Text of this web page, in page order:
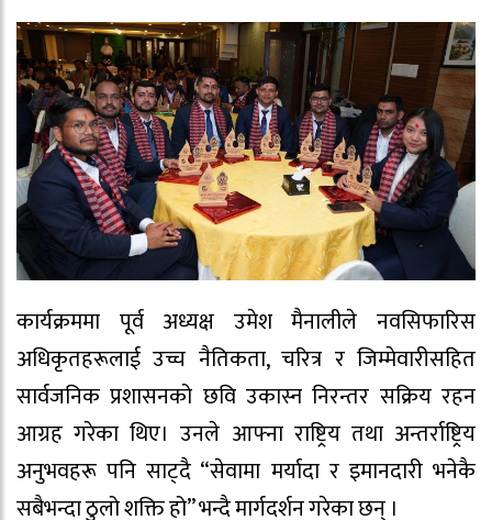
कार्यक्रममा पूर्व अध्यक्ष उमेश मैनालीले नवसिफारिस
अधिकृतहरूलाई उच्च नैतिकता, चरित्र र जिम्मेवारीसहित
सार्वजनिक प्रशासनको छवि उकास्न निरन्तर सक्रिय रहन
आग्रह गरेका थिए। उनले आफ्ना राष्ट्रिय तथा अन्तर्राष्ट्रिय
अनुभवहरू पनि साट्दै “सेवामा मर्यादा र इमानदारी भनेकै
सबैभन्दा ठुलो शक्ति हो” भन्दै मार्गदर्शन गरेका छन् ।